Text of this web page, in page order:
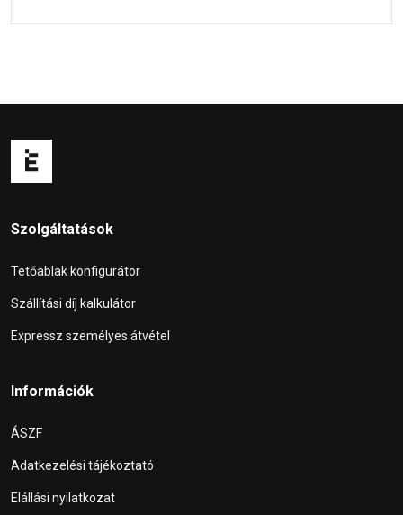
Szolgáltatások
Tetőablak konfigurátor
Szállítási díj kalkulátor
Expressz személyes átvétel
Információk
ÁSZF
Adatkezelési tájékoztató
Elállási nyilatkozat